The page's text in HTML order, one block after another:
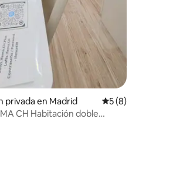
5 de 5, 6 reseñas
privada en Madrid Calificación
5 (8)
CH Habitación doble